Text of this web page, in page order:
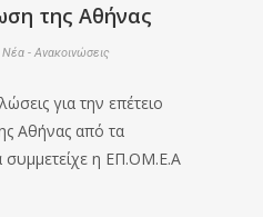
της Αθήνας
Νέα - Ανακοινώσεις
για την επέτειο
Αθήνας από τα
συμμετείχε η ΕΠ.ΟΜ.Ε.Α